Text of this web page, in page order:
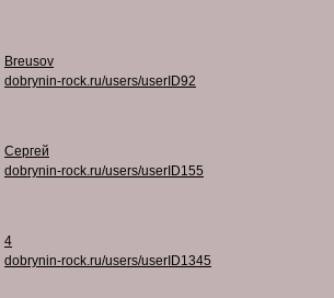
Breusov
dobrynin-rock.ru/users/userID92
Сергей
dobrynin-rock.ru/users/userID155
4
dobrynin-rock.ru/users/userID1345